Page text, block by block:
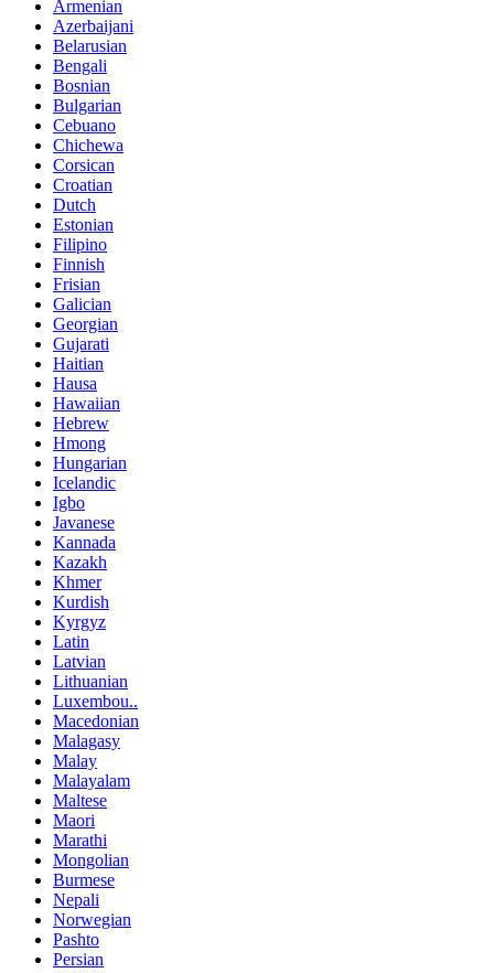
Armenian
Azerbaijani
Belarusian
Bengali
Bosnian
Bulgarian
Cebuano
Chichewa
Corsican
Croatian
Dutch
Estonian
Filipino
Finnish
Frisian
Galician
Georgian
Gujarati
Haitian
Hausa
Hawaiian
Hebrew
Hmong
Hungarian
Icelandic
Igbo
Javanese
Kannada
Kazakh
Khmer
Kurdish
Kyrgyz
Latin
Latvian
Lithuanian
Luxembou..
Macedonian
Malagasy
Malay
Malayalam
Maltese
Maori
Marathi
Mongolian
Burmese
Nepali
Norwegian
Pashto
Persian